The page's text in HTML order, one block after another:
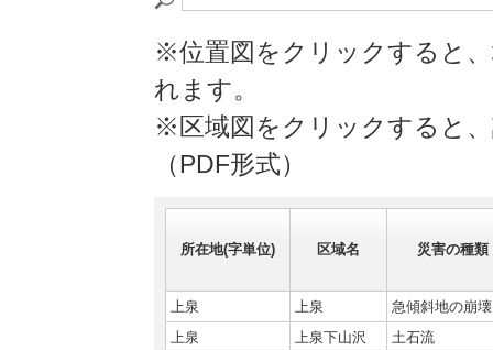
※位置図をクリックすると
れます。
※区域図をクリックすると
（PDF形式）
所在地(字単位) 区域名 災害の種類
上泉 上泉
急傾斜地の崩壊
上泉
上泉下山沢
土石流